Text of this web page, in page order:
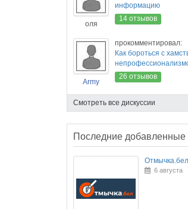
оля
информацию
14 отзывов
Army
прокомментировал:
Как бороться с
26 отзывов
Смотреть все дискуссии
Последние добавленные
Отмычка.бел
6 августа